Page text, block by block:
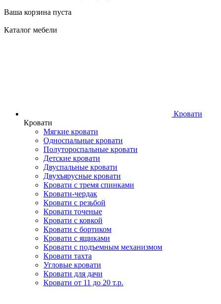
Ваша корзина пуста
Каталог мебели
Кровати
Кровати
Мягкие кровати
Односпальные кровати
Полутороспальные кровати
Детские кровати
Двуспальные кровати
Двухъярусные кровати
Кровати с тремя спинками
Кровати-чердак
Кровати с резьбой
Кровати точеные
Кровати с ковкой
Кровати с бортиком
Кровати с ящиками
Кровати с подъемным механизмом
Кровати тахта
Угловые кровати
Кровати для дачи
Кровати от 11 до 20 т.р.